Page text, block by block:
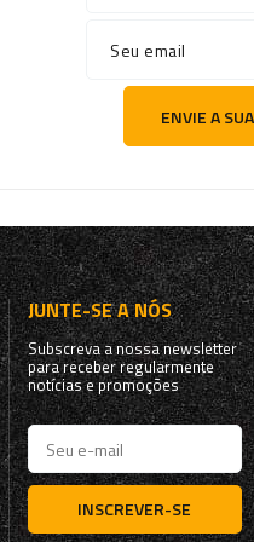
Seu email
ENVIE A
JUNTE-SE A NÓS
Subscreva a nossa newsletter
para receber regularmente
notícias e promoções
INSCREVER-SE